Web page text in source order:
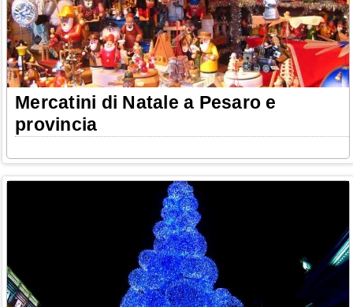
Mercatini di Natale a Pesaro e
provincia